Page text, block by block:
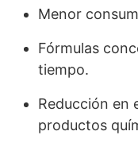
Menor
Fórmulas
tiempo.
Reducción en
productos